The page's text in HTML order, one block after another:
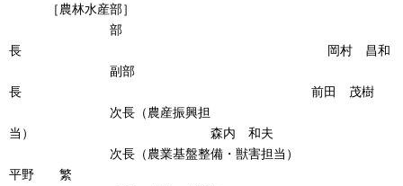
［農林水産部］
部
長 岡村 昌和
副部
長 前田 茂樹
次長（農産振興担
当） 森内 和夫
次長（農業基盤整備・獣害担当）
平野 繁